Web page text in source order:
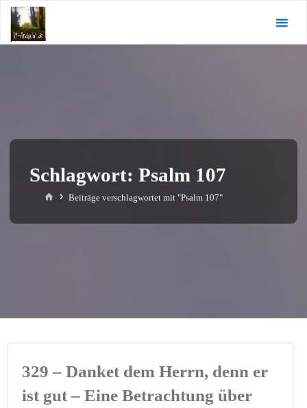
Zum
Inhalt
springen
Schlagwort:Psalm 107
StartBeiträge verschlagwortet mit "Psalm 107"
329 – Danket dem Herrn, denn er
ist gut – Eine Betrachtung über